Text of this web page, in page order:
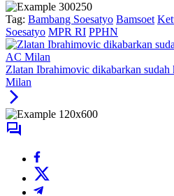
Tag: Bambang Soesatyo Bamsoet
Soesatyo MPR RI PPHN
Zlatan Ibrahimovic dikabarkan
Milan